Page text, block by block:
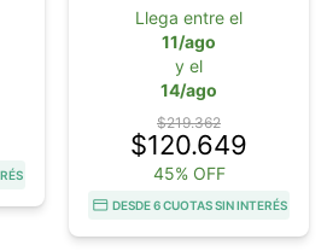
Llega entre el
11/ago
y el
14/ago
$219.362
$120.649
45% OFF
DESDE 6 CUOTAS SIN INTERÉS